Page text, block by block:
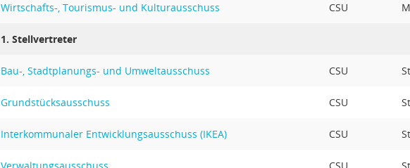
Wirtschafts-, Tourismus- und Kulturausschuss CSU
1. Stellvertreter
Bau-, Stadtplanungs- und Umweltausschuss CSU
Grundstücksausschuss CSU
Interkommunaler Entwicklungsausschuss (IKEA) CSU